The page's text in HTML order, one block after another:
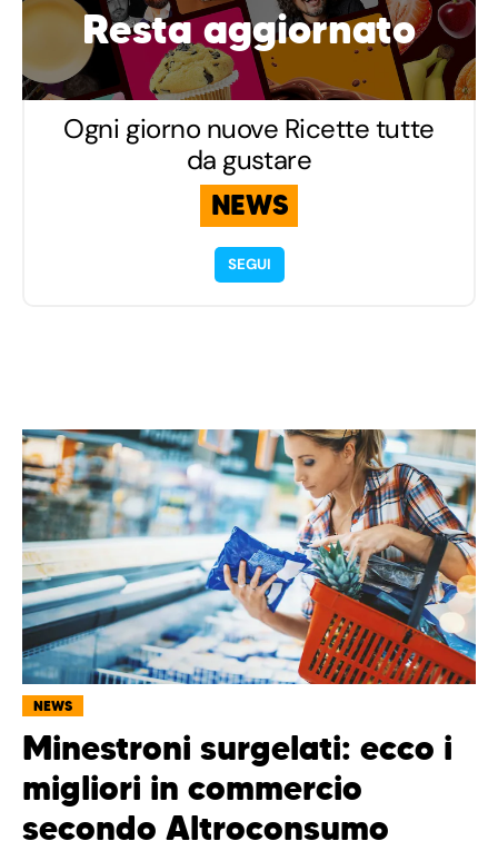
Resta aggiornato
Ogni giorno nuove Ricette tutte
da gustare
NEWS
SEGUI
NEWS
Minestroni surgelati: ecco i
migliori in commercio
secondo Altroconsumo